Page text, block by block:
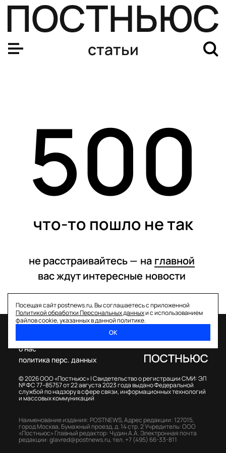
статьи
500
что-то пошло не так
не расстраивайтесь — на главной
вас ждут интересные новости
Посещая сайт postnews.ru, Вы соглашаетесь с приложенной
Политикой обработки Персональных данныхи с использованием
файлов cookie, указанных в данной политике.
ОК
© 2026 ООО «Постньюс» |Свидетельство о регистрации СМИ: ЭЛ
№ ФС 77–85757 от 22 августа 2023 года выдано Федеральной
службой по надзору в сфере связи, информационных технологий
и массовых коммуникаций
о нас
политика перс. данных
Наименование издания: POSTNEWS,Адрес редакции: 127015,
город Москва, Бумажный проезд, д. 14 стр. 2Учредитель: ООО
«Постньюс» Главный редактор: Чудин А.А.Электронная почта
редакции:glavred@postnews.ru,тел. +7 (495) 66-33-811